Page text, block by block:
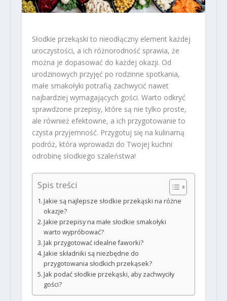
Słodkie przekąski to nieodłączny element każdej
uroczystości, a ich różnorodność sprawia, że
można je dopasować do każdej okazji. Od
urodzinowych przyjęć po rodzinne spotkania,
małe smakołyki potrafią zachwycić nawet
najbardziej wymagających gości. Warto odkryć
sprawdzone przepisy, które są nie tylko proste,
ale również efektowne, a ich przygotowanie to
czysta przyjemność. Przygotuj się na kulinarną
podróż, która wprowadzi do Twojej kuchni
odrobinę słodkiego szaleństwa!
Spis treści
Jakie są najlepsze słodkie przekąski na różne
okazje?
Jakie przepisy na małe słodkie smakołyki
warto wypróbować?
Jak przygotować idealne faworki?
Jakie składniki są niezbędne do
przygotowania słodkich przekąsek?
Jak podać słodkie przekąski, aby zachwyciły
gości?